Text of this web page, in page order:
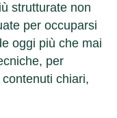
strutturate non
per occuparsi
oggi più che mai
per
chiari,